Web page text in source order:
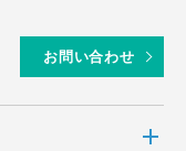
お問い合わせ